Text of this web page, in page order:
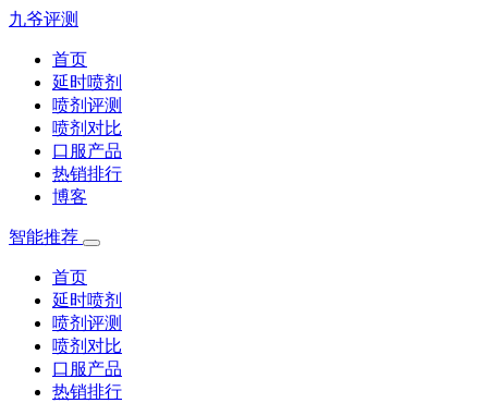
九爷评测
首页
延时喷剂
喷剂评测
喷剂对比
口服产品
热销排行
博客
智能推荐
首页
延时喷剂
喷剂评测
喷剂对比
口服产品
热销排行